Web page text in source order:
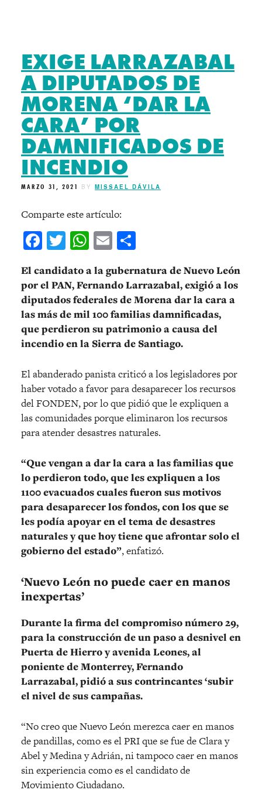
EXIGE LARRAZABAL
A DIPUTADOS DE
MORENA ‘DAR LA
CARA’ POR
DAMNIFICADOS DE
INCENDIO
MARZO 31, 2021 BY MISSAEL DÁVILA
Comparte este artículo:
Facebook
Twitter
WhatsApp
Email
El candidato a la gubernatura de Nuevo León
por el PAN, Fernando Larrazabal, exigió a los
diputados federales de Morena dar la cara a
las más de mil 100 familias damnificadas,
que perdieron su patrimonio a causa del
incendio en la Sierra de Santiago.
El abanderado panista criticó a los legisladores por
haber votado a favor para desaparecer los recursos
del FONDEN, por lo que pidió que le expliquen a
las comunidades porque eliminaron los recursos
para atender desastres naturales.
“Que vengan a dar la cara a las familias que
lo perdieron todo, que les expliquen a los
1100 evacuados cuales fueron sus motivos
para desaparecer los fondos, con los que se
les podía apoyar en el tema de desastres
naturales y que hoy tiene que afrontar solo el
gobierno del estado”, enfatizó.
‘Nuevo León no puede caer en manos
inexpertas’
Durante la firma del compromiso número 29,
para la construcción de un paso a desnivel en
Puerta de Hierro y avenida Leones, al
poniente de Monterrey, Fernando
Larrazabal, pidió a sus contrincantes ‘subir
el nivel de sus campañas.
“No creo que Nuevo León merezca caer en manos
de pandillas, como es el PRI que se fue de Clara y
Abel y Medina y Adrián, ni tampoco caer en manos
sin experiencia como es el candidato de
Movimiento Ciudadano.